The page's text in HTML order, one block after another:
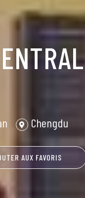
Chengdu
AUX FAVORIS